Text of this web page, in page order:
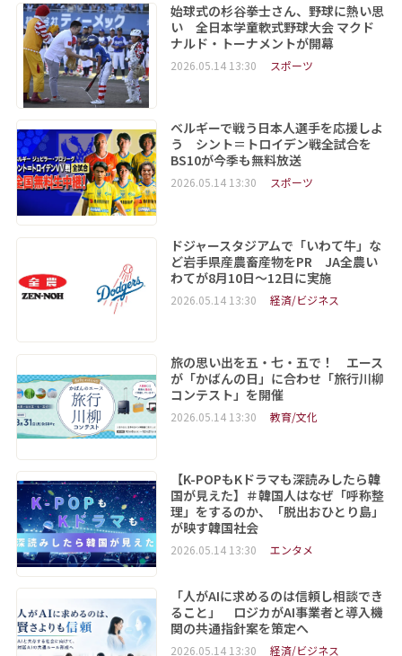
始球式の杉谷拳士さん、野球に熱い思
い 全日本学童軟式野球大会 マクド
ナルド・トーナメントが開幕
2026.05.14 13:30 スポーツ
ベルギーで戦う日本人選手を応援しよ
う シント＝トロイデン戦全試合を
BS10が今季も無料放送
2026.05.14 13:30 スポーツ
ドジャースタジアムで「いわて牛」な
ど岩手県産農畜産物をPR JA全農い
わてが8月10日～12日に実施
2026.05.14 13:30 経済/ビジネス
旅の思い出を五・七・五で！ エース
が「かばんの日」に合わせ「旅行川柳
コンテスト」を開催
2026.05.14 13:30 教育/文化
【K-POPもKドラマも深読みしたら韓
国が見えた】＃韓国人はなぜ「呼称整
理」をするのか、「脱出おひとり島」
が映す韓国社会
2026.05.14 13:30 エンタメ
「人がAIに求めるのは信頼し相談でき
ること」 ロジカがAI事業者と導入機
関の共通指針案を策定へ
2026.05.14 13:30 経済/ビジネス